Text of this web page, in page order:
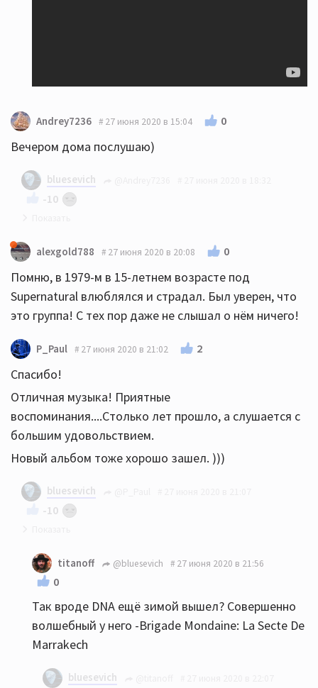
Andrey7236 27 июня 2020 в 15:04 0
Вечером дома послушаю)
bluesevich
-10
Ой, спать не сможете:))
alexgold788 27 июня 2020 в 20:08 0
Помню, в 1979-м в 15-летнем возрасте под
Supernatural влюблялся и страдал. Был уверен, что
это группа! С тех пор даже не слышал о нём ничего!
P_Paul 27 июня 2020 в 21:02 2
Спасибо!
Отличная музыка! Приятные
воспоминания....Столько лет прошло, а слушается с
большим удовольствием.
Новый альбом тоже хорошо зашел. )))
bluesevich
-10
На здоровье! Всегда пожалуйста:))
titanoff @bluesevich 27 июня 2020 в 21:56
0
Так вроде DNA ещё зимой вышел? Совершенно
волшебный у него -Brigade Mondaine: La Secte De
Marrakech
bluesevich